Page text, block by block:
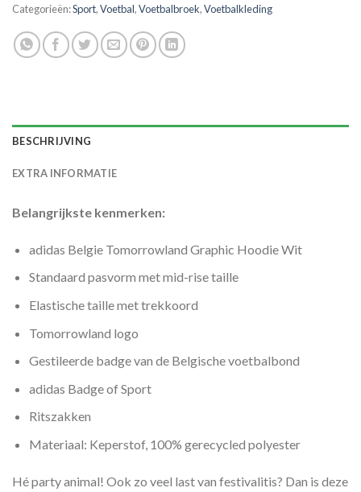
Categorieën:Sport,Voetbal,Voetbalbroek,Voetbalkleding
BESCHRIJVING
EXTRA INFORMATIE
Belangrijkste kenmerken:
adidas Belgie Tomorrowland Graphic Hoodie Wit
Standaard pasvorm met mid-rise taille
Elastische taille met trekkoord
Tomorrowland logo
Gestileerde badge van de Belgische voetbalbond
adidas Badge of Sport
Ritszakken
Materiaal: Keperstof, 100% gerecycled polyester
Hé party animal! Ook zo veel last van festivalitis? Dan is deze